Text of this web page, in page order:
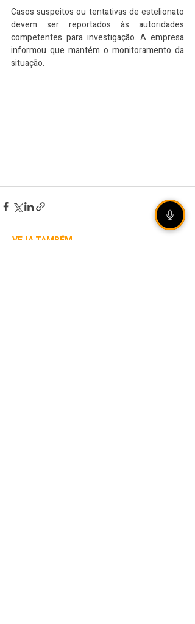
Casos suspeitos ou tentativas de estelionato
devem ser reportados às autoridades
competentes para investigação. A empresa
informou que mantém o monitoramento da
situação.
VEJA TAMBÉM